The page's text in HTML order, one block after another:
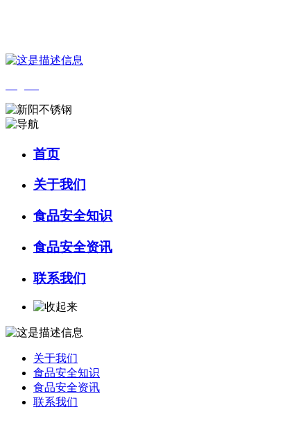
首页
关于我们
食品安全知识
食品安全资讯
联系我们
关于我们
食品安全知识
食品安全资讯
联系我们